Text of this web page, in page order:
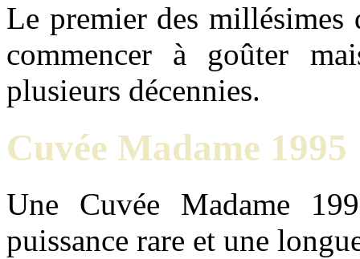
Le premier des millésimes
commencer à goûter
plusieurs décennies.
Cuvée Madame 1995
Une Cuvée Madame
puissance rare et une